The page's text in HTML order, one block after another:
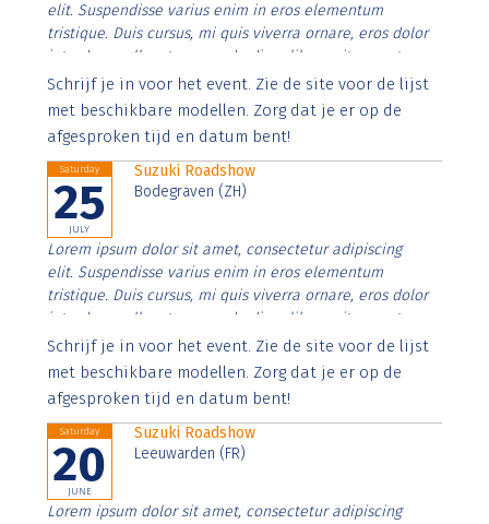
elit. Suspendisse varius enim in eros elementum
tristique. Duis cursus, mi quis viverra ornare, eros dolor
interdum nulla, ut commodo diam libero vitae erat.
Aenean faucibus nibh et justo cursus id rutrum lorem
imperdiet. Nunc ut sem vitae risus tristique posuere.
Schrijf je in voor het event. Zie de site voor de lijst
met beschikbare modellen. Zorg dat je er op de
afgesproken tijd en datum bent!
Saturday
25
JULY
Suzuki Roadshow
Bodegraven (ZH)
Lorem ipsum dolor sit amet, consectetur adipiscing
elit. Suspendisse varius enim in eros elementum
tristique. Duis cursus, mi quis viverra ornare, eros dolor
interdum nulla, ut commodo diam libero vitae erat.
Aenean faucibus nibh et justo cursus id rutrum lorem
imperdiet. Nunc ut sem vitae risus tristique posuere.
Schrijf je in voor het event. Zie de site voor de lijst
met beschikbare modellen. Zorg dat je er op de
afgesproken tijd en datum bent!
Saturday
20
JUNE
Suzuki Roadshow
Leeuwarden (FR)
Lorem ipsum dolor sit amet, consectetur adipiscing